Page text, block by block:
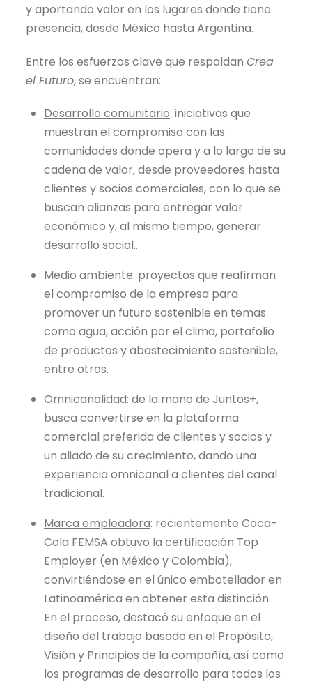
y aportando valor en los lugares donde tiene
presencia, desde México hasta Argentina.
Entre los esfuerzos clave que respaldanCrea
el Futuro, se encuentran:
Desarrollo comunitario: iniciativas que
muestran el compromiso con las
comunidades donde opera y a lo largo de su
cadena de valor, desde proveedores hasta
clientes y socios comerciales, con lo que se
buscan alianzas para entregar valor
económico y, al mismo tiempo, generar
desarrollo social..
Medio ambiente: proyectos que reafirman
el compromiso de la empresa para
promover un futuro sostenible en temas
como agua, acción por el clima, portafolio
de productos y abastecimiento sostenible,
entre otros.
Omnicanalidad: de la mano de Juntos+,
busca convertirse en la plataforma
comercial preferida de clientes y socios y
un aliado de su crecimiento, dando una
experiencia omnicanal a clientes del canal
tradicional.
Marca empleadora: recientemente Coca-
Cola FEMSA obtuvo la certificación Top
Employer (en México y Colombia),
convirtiéndose en el único embotellador en
Latinoamérica en obtener esta distinción.
En el proceso, destacó su enfoque en el
diseño del trabajo basado en el Propósito,
Visión y Principios de la compañía, así como
los programas de desarrollo para todos los